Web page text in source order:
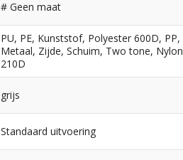
# Geen maat
PU, PE, Kunststof, Polyester 600D, PP,
Metaal, Zijde, Schuim, Two tone, Nylon
210D
grijs
Standaard uitvoering